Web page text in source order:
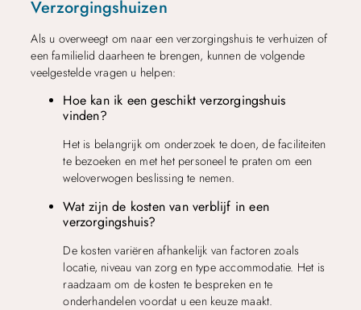
Verzorgingshuizen
Als u overweegt om naar een verzorgingshuis te verhuizen of
een familielid daarheen te brengen, kunnen de volgende
veelgestelde vragen u helpen:
Hoe kan ik een geschikt verzorgingshuis
vinden?
Het is belangrijk om onderzoek te doen, de faciliteiten
te bezoeken en met het personeel te praten om een
weloverwogen beslissing te nemen.
Wat zijn de kosten van verblijf in een
verzorgingshuis?
De kosten variëren afhankelijk van factoren zoals
locatie, niveau van zorg en type accommodatie. Het is
raadzaam om de kosten te bespreken en te
onderhandelen voordat u een keuze maakt.